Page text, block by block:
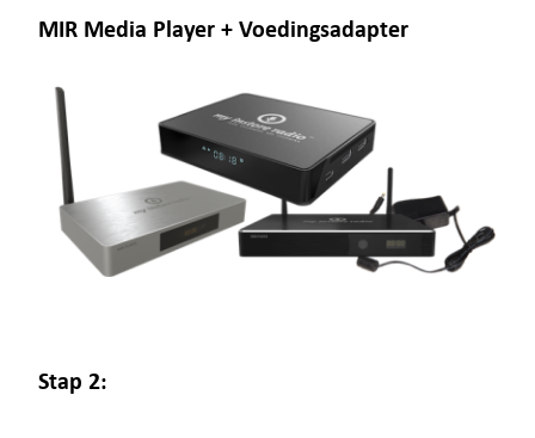
MIR Media Player + Voedingsadapter
Stap 2: